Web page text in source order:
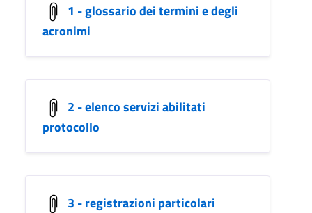
1 - glossario dei termini e degli
acronimi
2 - elenco servizi abilitati
protocollo
3 - registrazioni particolari